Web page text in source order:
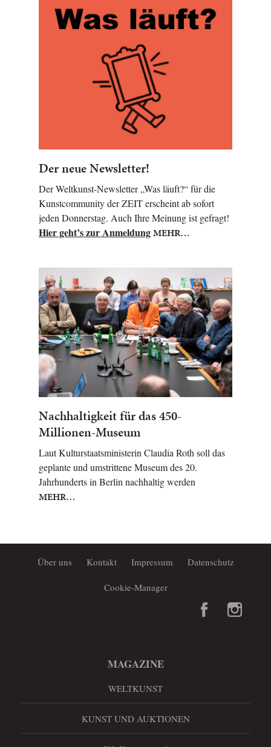
Der neue Newsletter!
Der Weltkunst-Newsletter „Was läuft?“ für die
Kunstcommunity der ZEIT erscheint ab sofort
jeden Donnerstag. Auch Ihre Meinung ist gefragt!
Hier geht’s zur AnmeldungMEHR…
Nachhaltigkeit für das 450-
Millionen-Museum
Laut Kulturstaatsministerin Claudia Roth soll das
geplante und umstrittene Museum des 20.
Jahrhunderts in Berlin nachhaltig werden
MEHR…
Über uns Kontakt Impressum Datenschutz
Cookie-Manager
MAGAZINE
WELTKUNST
KUNST UND AUKTIONEN